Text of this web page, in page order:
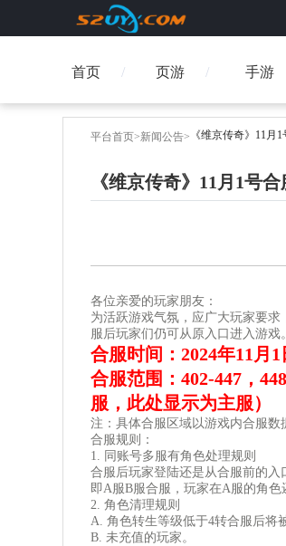
首页 手游
页游
平台首页>新闻公告> 《维京传奇》11月
《维京传奇》11月1号
各位亲爱的玩家朋友：
为活跃游戏气氛，应广大玩家要
服后玩家们仍可从原入口进入游
合服时间：2024年11月1
合服范围：402-447，
服，此处显示为主服）
注：具体合服区域以游戏内合服数
合服规则：
1. 同账号多服有角色处理规则
合服后玩家登陆还是从合服前的入
即A服B服合服，玩家在A服的角色
2. 角色清理规则
A. 角色转生等级低于4转合服后将
B. 未充值的玩家。